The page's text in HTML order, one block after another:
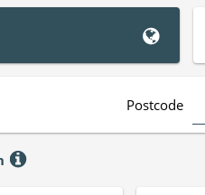
Postcode